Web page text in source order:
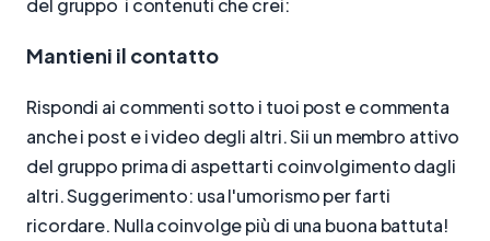
del gruppo i contenuti che crei:
Mantieni il contatto
Rispondi ai commenti sotto i tuoi post e commenta
anche i post e i video degli altri. Sii un membro attivo
del gruppo prima di aspettarti coinvolgimento dagli
altri. Suggerimento: usa l'umorismo per farti
ricordare. Nulla coinvolge più di una buona battuta!